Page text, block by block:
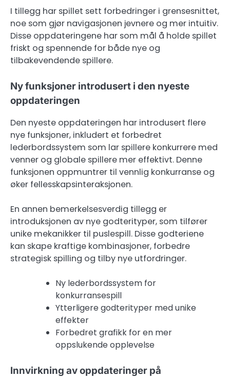
I tillegg har spillet sett forbedringer i grensesnittet,
noe som gjør navigasjonen jevnere og mer intuitiv.
Disse oppdateringene har som mål å holde spillet
friskt og spennende for både nye og
tilbakevendende spillere.
Ny funksjoner introdusert i den nyeste
oppdateringen
Den nyeste oppdateringen har introdusert flere
nye funksjoner, inkludert et forbedret
lederbordssystem som lar spillere konkurrere med
venner og globale spillere mer effektivt. Denne
funksjonen oppmuntrer til vennlig konkurranse og
øker fellesskapsinteraksjonen.
En annen bemerkelsesverdig tillegg er
introduksjonen av nye godterityper, som tilfører
unike mekanikker til puslespill. Disse godteriene
kan skape kraftige kombinasjoner, forbedre
strategisk spilling og tilby nye utfordringer.
Ny lederbordssystem for
konkurransespill
Ytterligere godterityper med unike
effekter
Forbedret grafikk for en mer
oppslukende opplevelse
Innvirkning av oppdateringer på